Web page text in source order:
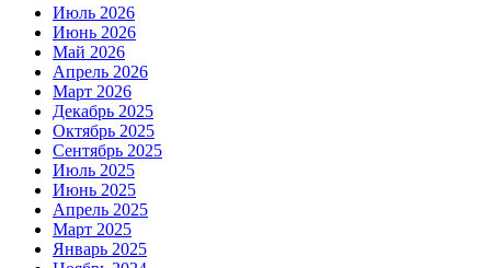
Июль 2026
Июнь 2026
Май 2026
Апрель 2026
Март 2026
Декабрь 2025
Октябрь 2025
Сентябрь 2025
Июль 2025
Июнь 2025
Апрель 2025
Март 2025
Январь 2025